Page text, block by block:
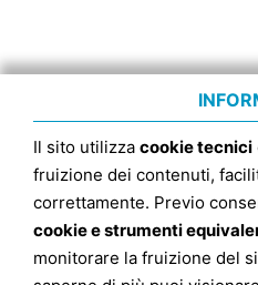
Il sito utilizza cookie tecnici
fruizione dei contenuti,
correttamente. Previo
cookie e strumenti
monitorare la fruizione del